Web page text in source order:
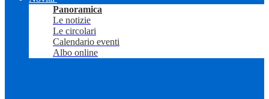
Panoramica
Le notizie
Le circolari
Calendario eventi
Albo online